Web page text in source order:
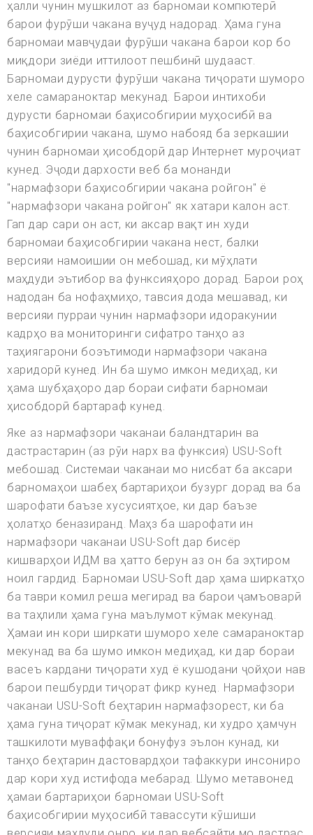
ҳалли чунин мушкилот аз барномаи компютерӣ
барои фурӯши чакана вуҷуд надорад. Ҳама гуна
барномаи мавҷудаи фурӯши чакана барои кор бо
миқдори зиёди иттилоот пешбинӣ шудааст.
Барномаи дурусти фурӯши чакана тиҷорати шуморо
хеле самараноктар мекунад. Барои интихоби
дурусти барномаи баҳисобгирии муҳосибӣ ва
баҳисобгирии чакана, шумо набояд ба зеркашии
чунин барномаи ҳисобдорӣ дар Интернет муроҷиат
кунед. Эҷоди дархости веб ба монанди
"нармафзори баҳисобгирии чакана ройгон" ё
"нармафзори чакана ройгон" як хатари калон аст.
Гап дар сари он аст, ки аксар вақт ин худи
барномаи баҳисобгирии чакана нест, балки
версияи намоишии он мебошад, ки мӯҳлати
маҳдуди эътибор ва функсияҳоро дорад. Барои роҳ
надодан ба нофаҳмиҳо, тавсия дода мешавад, ки
версияи пурраи чунин нармафзори идоракунии
кадрҳо ва мониторинги сифатро танҳо аз
таҳиягарони боэътимоди нармафзори чакана
харидорӣ кунед. Ин ба шумо имкон медиҳад, ки
ҳама шубҳаҳоро дар бораи сифати барномаи
ҳисобдорӣ бартараф кунед.
Яке аз нармафзори чаканаи баландтарин ва
дастрастарин (аз рӯи нарх ва функсия) USU-Soft
мебошад. Системаи чаканаи мо нисбат ба аксари
барномаҳои шабеҳ бартариҳои бузург дорад ва ба
шарофати баъзе хусусиятҳое, ки дар баъзе
ҳолатҳо беназиранд. Маҳз ба шарофати ин
нармафзори чаканаи USU-Soft дар бисёр
кишварҳои ИДМ ва ҳатто берун аз он ба эҳтиром
ноил гардид. Барномаи USU-Soft дар ҳама ширкатҳо
ба таври комил реша мегирад ва барои ҷамъоварӣ
ва таҳлили ҳама гуна маълумот кӯмак мекунад.
Ҳамаи ин кори ширкати шуморо хеле самараноктар
мекунад ва ба шумо имкон медиҳад, ки дар бораи
васеъ кардани тиҷорати худ ё кушодани ҷойҳои нав
барои пешбурди тиҷорат фикр кунед. Нармафзори
чаканаи USU-Soft беҳтарин нармафзорест, ки ба
ҳама гуна тиҷорат кӯмак мекунад, ки худро ҳамчун
ташкилоти муваффақи бонуфуз эълон кунад, ки
танҳо беҳтарин дастовардҳои тафаккури инсониро
дар кори худ истифода мебарад. Шумо метавонед
ҳамаи бартариҳои барномаи USU-Soft
баҳисобгирии муҳосибӣ тавассути кӯшиши